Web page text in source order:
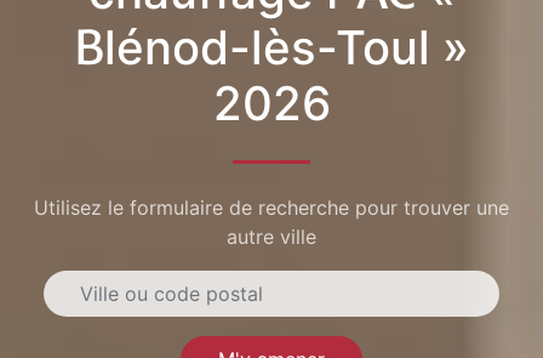
Blénod-lès-Toul »
2026
Utilisez le formulaire de recherche pour trouver une
autre ville